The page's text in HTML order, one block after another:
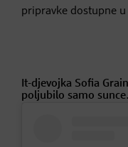
pripravke dostupne
It-djevojka Sofia
poljubilo samo sunce.